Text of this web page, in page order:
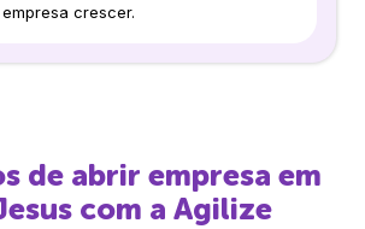
crescer.
de abrir empresa em
com a Agilize